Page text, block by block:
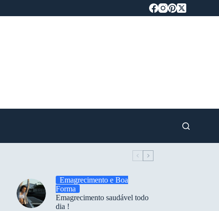
Emagrecimento e Boa
Forma
Emagrecimento saudável todo
dia !